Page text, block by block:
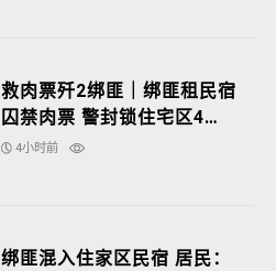
救肉票歼2绑匪｜绑匪租民宿
囚禁肉票 警封锁住宅区4小
时 攻坚救人
4小时前
绑匪混入住家区民宿 居民：